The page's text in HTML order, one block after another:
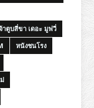
าตูบสี่ขา เดอะ มูฟวี่
หนังชนโรง